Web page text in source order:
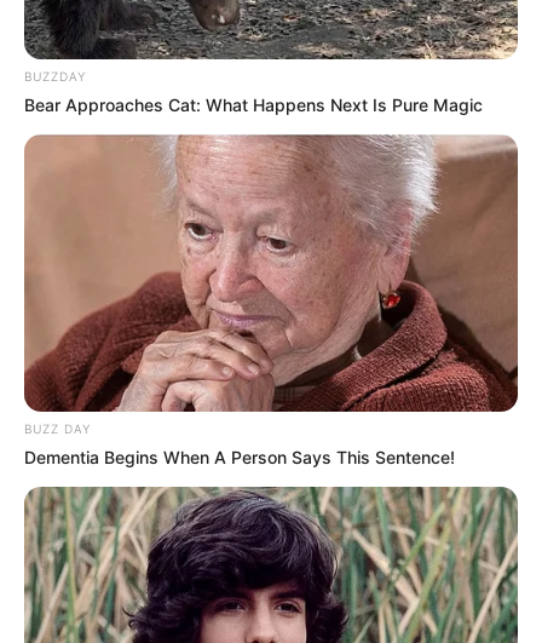
10 Universitas Terbaik di
Surabaya, Jadi Incaran
Calon Mahasiswa
Sejarah Bataviasche
Nouvelles, Koran Pertama
yang Terbit di Indonesia
Sejarah Terbentuknya
Menguasai Afghanistan
Mengenal Barbarossa,
Dicitrakan Negatif oleh
Dunia Barat
BUZZDAY
Bear Approaches Cat: What Happens Next Is Pure Magic
BUZZ DAY
Dementia Begins When A Person Says This Sentence!